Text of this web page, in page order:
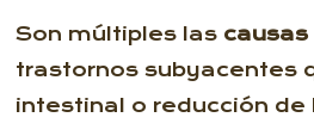
Son múltiples las causas
trastornos subyacentes
intestinal o reducción de